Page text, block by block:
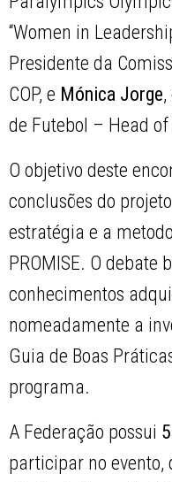
“Women in
Presidente da
COP, e Mónica Jorge
de Futebol – Head
O objetivo deste
conclusões do
estratégia e a
PROMISE. O debate
conhecimentos
nomeadamente a
Guia de Boas
programa.
A Federação possui
participar no evento,